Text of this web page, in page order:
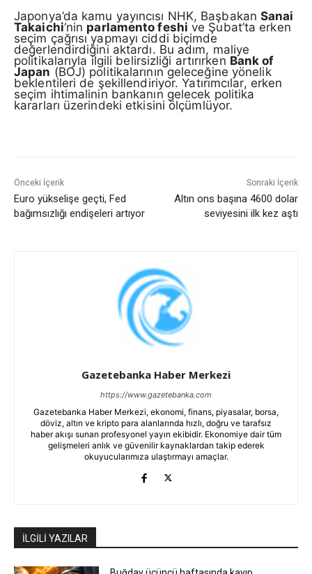
Japonya’da kamu yayıncısı NHK, Başbakan Sanai
Takaichi‘nin parlamento feshi ve Şubat’ta erken
seçim çağrısı yapmayı ciddi biçimde
değerlendirdiğini aktardı. Bu adım, maliye
politikalarıyla ilgili belirsizliği artırırken Bank of
Japan (BOJ) politikalarının geleceğine yönelik
beklentileri de şekillendiriyor. Yatırımcılar, erken
seçim ihtimalinin bankanın gelecek politika
kararları üzerindeki etkisini ölçümlüyor.
Önceki İçerik
Euro yükselişe geçti, Fed
bağımsızlığı endişeleri artıyor
Sonraki İçerik
Altın ons başına 4600 dolar
seviyesini ilk kez aştı
Gazetebanka Haber Merkezi
https://www.gazetebanka.com
Gazetebanka Haber Merkezi, ekonomi, finans, piyasalar, borsa,
döviz, altın ve kripto para alanlarında hızlı, doğru ve tarafsız
haber akışı sunan profesyonel yayın ekibidir. Ekonomiye dair tüm
gelişmeleri anlık ve güvenilir kaynaklardan takip ederek
okuyucularımıza ulaştırmayı amaçlar.
İLGİLİ YAZILAR